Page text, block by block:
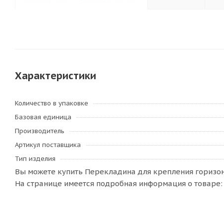
Характеристики
Количество в упаковке
Базовая единица
Производитель
Артикул поставщика
Тип изделия
Вы можете купить Перекладина для крепления
На странице имеется подробная информация о товаре: